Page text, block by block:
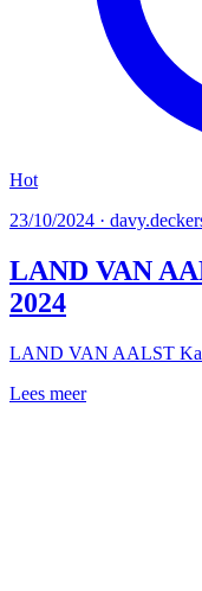
Hot
23/10/2024 ·
LAND VAN
2024
LAND VAN AALST
Lees meer